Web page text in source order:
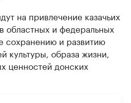
на привлечение казачьих
областных и федеральных
сохранению и развитию
культуры, образа жизни,
ценностей донских